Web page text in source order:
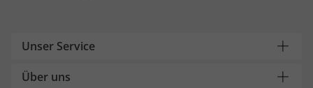
Unser Service
Über uns